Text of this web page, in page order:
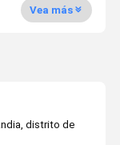
Vea más
distrito de